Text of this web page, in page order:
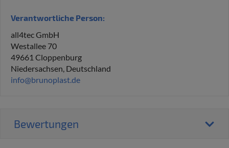
Verantwortliche Person:
all4tec GmbH
Westallee 70
49661 Cloppenburg
Niedersachsen, Deutschland
info@brunoplast.de
Bewertungen